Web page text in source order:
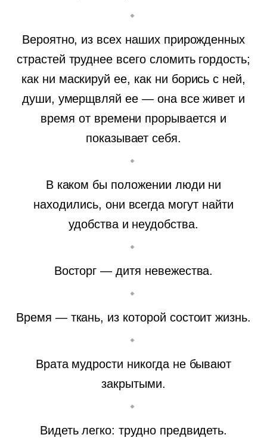
Вероятно, из всех наших прирожденных
страстей труднее всего сломить гордость;
как ни маскируй ее, как ни борись с ней,
души, умерщвляй ее — она все живет и
время от времени прорывается и
показывает себя.
В каком бы положении люди ни
находились, они всегда могут найти
удобства и неудобства.
Восторг — дитя невежества.
Время — ткань, из которой состоит жизнь.
Врата мудрости никогда не бывают
закрытыми.
Видеть легко: трудно предвидеть.